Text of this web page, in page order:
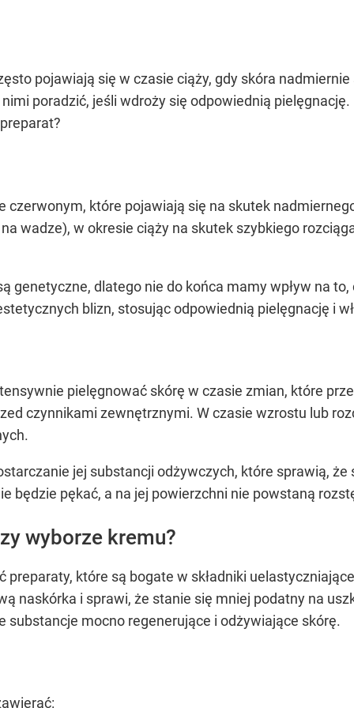
pojawiają się w czasie ciąży, gdy skóra
poradzić, jeśli wdroży się odpowiednią
czerwonym, które pojawiają się na skutek
wadze), w okresie ciąży na skutek szybkiego
genetyczne, dlatego nie do końca mamy wpływ na
blizn, stosując odpowiednią pielęgnację i
pielęgnować skórę w czasie zmian, które
czynnikami zewnętrznymi. W czasie wzrostu lub
jej substancji odżywczych, które sprawią,
będzie pękać, a na jej powierzchni nie powstaną
wyborze kremu?
które są bogate w składniki
naskórka i sprawi, że stanie się mniej podatny na
substancje mocno regenerujące i odżywiające skórę.